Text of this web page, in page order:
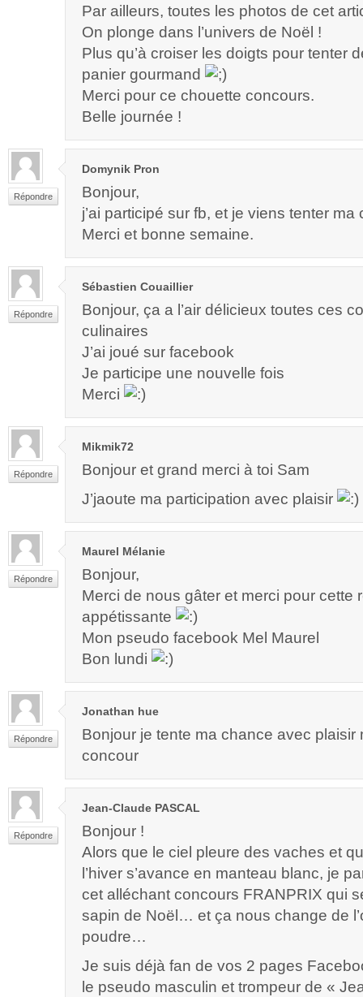
Par ailleurs, toutes les photos de cet
On plonge dans l’univers de Noël !
Plus qu’à croiser les doigts pour tenter
panier gourmand
Merci pour ce chouette concours.
Belle journée !
Répondre
Domynik Pron
Bonjour,
j’ai participé sur fb, et je viens tenter ma
Merci et bonne semaine.
Répondre
Sébastien Couaillier
Bonjour, ça a l’air délicieux toutes ces
culinaires
J’ai joué sur facebook
Je participe une nouvelle fois
Merci
Répondre
Mikmik72
Bonjour et grand merci à toi Sam
J’jaoute ma participation avec plaisir
Répondre
Maurel Mélanie
Bonjour,
Merci de nous gâter et merci pour cette
appétissante
Mon pseudo facebook Mel Maurel
Bon lundi
Répondre
Jonathan hue
Bonjour je tente ma chance avec plaisir
concour
Répondre
Jean-Claude PASCAL
Bonjour !
Alors que le ciel pleure des vaches et
l’hiver s’avance en manteau blanc, je
cet alléchant concours FRANPRIX qui
sapin de Noël… et ça nous change de
poudre…
Je suis déjà fan de vos 2 pages
le pseudo masculin et trompeur de «